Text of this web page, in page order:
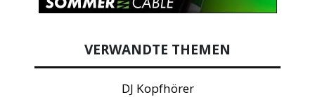
VERWANDTE THEMEN
DJ Kopfhörer